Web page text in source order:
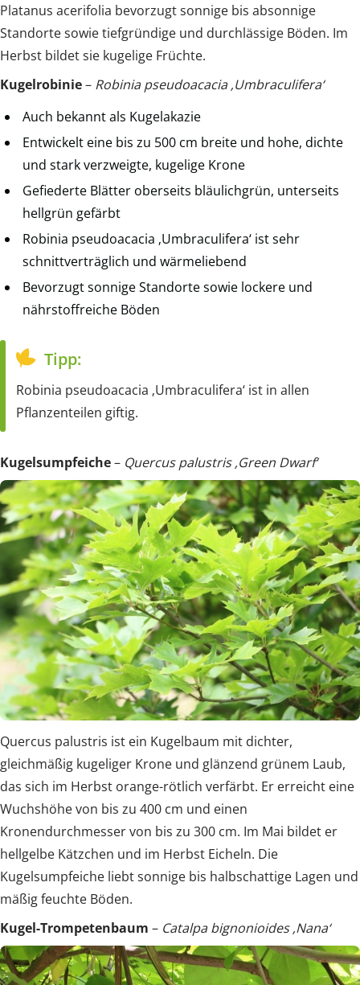
Platanus acerifolia bevorzugt sonnige bis absonnige
Standorte sowie tiefgründige und durchlässige Böden. Im
Herbst bildet sie kugelige Früchte.
Kugelrobinie– Robinia pseudoacacia ‚Umbraculifera‘
Auch bekannt als Kugelakazie
Entwickelt eine bis zu 500 cm breite und hohe, dichte
und stark verzweigte, kugelige Krone
Gefiederte Blätter oberseits bläulichgrün, unterseits
hellgrün gefärbt
Robinia pseudoacacia ‚Umbraculifera‘ ist sehr
schnittverträglich und wärmeliebend
Bevorzugt sonnige Standorte sowie lockere und
nährstoffreiche Böden
Tipp:
Robinia pseudoacacia ‚Umbraculifera‘ ist in allen
Pflanzenteilen giftig.
Kugelsumpfeiche– Quercus palustris ‚Green Dwarf‘
Quercus palustris ist ein Kugelbaum mit dichter,
gleichmäßig kugeliger Krone und glänzend grünem Laub,
das sich im Herbst orange-rötlich verfärbt. Er erreicht eine
Wuchshöhe von bis zu 400 cm und einen
Kronendurchmesser von bis zu 300 cm. Im Mai bildet er
hellgelbe Kätzchen und im Herbst Eicheln. Die
Kugelsumpfeiche liebt sonnige bis halbschattige Lagen und
mäßig feuchte Böden.
Kugel-Trompetenbaum – Catalpa bignonioides ‚Nana‘